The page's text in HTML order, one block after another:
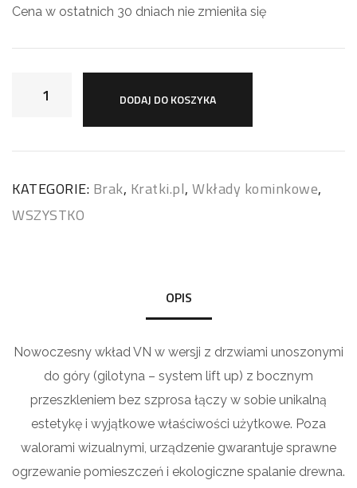
Cena w ostatnich 30 dniach nie zmieniła się
DODAJ DO KOSZYKA
KATEGORIE: Brak, Kratki.pl, Wkłady kominkowe,
WSZYSTKO
OPIS
Nowoczesny wkład VN w wersji z drzwiami unoszonymi
do góry (gilotyna – system lift up) z bocznym
przeszkleniem bez szprosa łączy w sobie unikalną
estetykę i wyjątkowe właściwości użytkowe. Poza
walorami wizualnymi, urządzenie gwarantuje sprawne
ogrzewanie pomieszczeń i ekologiczne spalanie drewna.